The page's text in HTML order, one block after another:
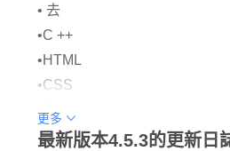
• 去
•C ++
•HTML
•CSS
•迅捷
•科特林
更多
最新版本4.5.3的更新日